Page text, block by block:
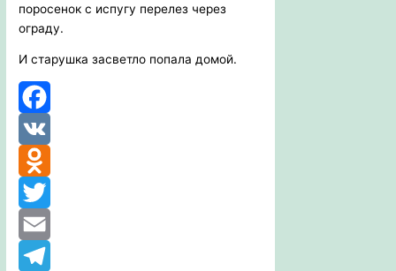
поросенок с испугу перелез через
ограду.
И старушка засветло попала домой.
Facebook
VK
Odnoklassniki
Twitter
Email